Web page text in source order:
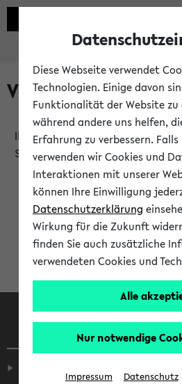
Verlauf
Ihr Verlauf ist leer. Er wird sich im
Sitzung füllen.
Diese Webseite verwendet
Technologien. Einige davon
Funktionalität der Website zu
während andere uns helfen,
Erfahrung zu verbessern.
verwenden wir Cookies und
Interaktionen mit unserer
können Ihre Einwilligung
Datenschutzerklärung
Wirkung für die Zukunft
finden Sie auch zusätzliche
verwendeten Cookies und
Alle
Nur notwendige
Impressum Datenschutz